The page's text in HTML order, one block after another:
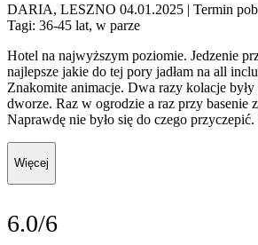
DARIA, LESZNO 04.01.2025 | Termin
Tagi: 36-45 lat, w parze
Hotel na najwyższym poziomie. Jedzenie
najlepsze jakie do tej pory jadłam na all
Znakomite animacje. Dwa razy kolacje były
dworze. Raz w ogrodzie a raz przy basenie
Naprawdę nie było się do czego
Więcej
6.0/6